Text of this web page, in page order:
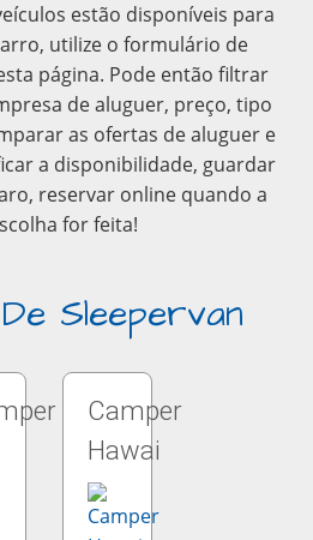
estão disponíveis para
utilize o formulário de
página. Pode então filtrar
de aluguer, preço, tipo
as ofertas de aluguer e
a disponibilidade, guardar
reservar online quando a
for feita!
Sleepervan
Camper
Hawai